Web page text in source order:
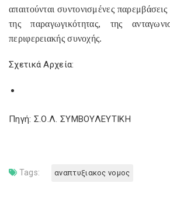
απαιτούνται συντονισμένες
της παραγωγικότητας, της
περιφερειακής συνοχής.
Σχετικά Αρχεία:
Πηγή: Σ.Ο.Λ. ΣΥΜΒΟΥΛΕΥΤΙΚΗ
Tags: αναπτυξιακος νομος